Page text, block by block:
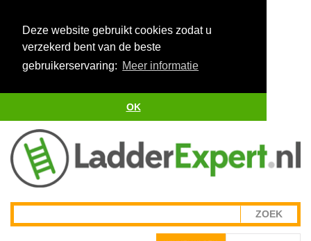
Deze website gebruikt cookies zodat u
verzekerd bent van de beste
gebruikerservaring: Meer informatie
OK